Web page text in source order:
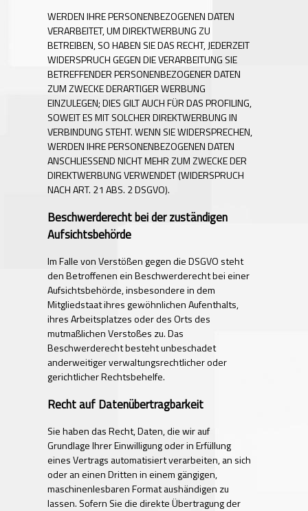
WERDEN IHRE PERSONENBEZOGENEN DATEN
VERARBEITET, UM DIREKTWERBUNG ZU
BETREIBEN, SO HABEN SIE DAS RECHT, JEDERZEIT
WIDERSPRUCH GEGEN DIE VERARBEITUNG SIE
BETREFFENDER PERSONENBEZOGENER DATEN
ZUM ZWECKE DERARTIGER WERBUNG
EINZULEGEN; DIES GILT AUCH FÜR DAS PROFILING,
SOWEIT ES MIT SOLCHER DIREKTWERBUNG IN
VERBINDUNG STEHT. WENN SIE WIDERSPRECHEN,
WERDEN IHRE PERSONENBEZOGENEN DATEN
ANSCHLIESSEND NICHT MEHR ZUM ZWECKE DER
DIREKTWERBUNG VERWENDET (WIDERSPRUCH
NACH ART. 21 ABS. 2 DSGVO).
Beschwerde­recht bei der zuständigen
Aufsichts­behörde
Im Falle von Verstößen gegen die DSGVO steht
den Betroffenen ein Beschwerderecht bei einer
Aufsichtsbehörde, insbesondere in dem
Mitgliedstaat ihres gewöhnlichen Aufenthalts,
ihres Arbeitsplatzes oder des Orts des
mutmaßlichen Verstoßes zu. Das
Beschwerderecht besteht unbeschadet
anderweitiger verwaltungsrechtlicher oder
gerichtlicher Rechtsbehelfe.
Recht auf Daten­übertrag­barkeit
Sie haben das Recht, Daten, die wir auf
Grundlage Ihrer Einwilligung oder in Erfüllung
eines Vertrags automatisiert verarbeiten, an sich
oder an einen Dritten in einem gängigen,
maschinenlesbaren Format aushändigen zu
lassen. Sofern Sie die direkte Übertragung der